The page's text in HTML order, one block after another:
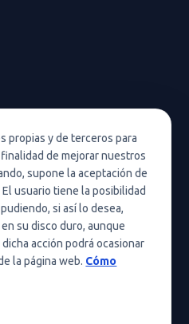
propias y de terceros para
de mejorar nuestros
supone la aceptación de
usuario tiene la posibilidad
si así lo desea,
su disco duro, aunque
acción podrá ocasionar
la página web. Cómo